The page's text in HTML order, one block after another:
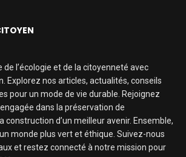
de l’écologie et de la citoyenneté avec
Explorez nos articles, actualités, conseils
pour un mode de vie durable. Rejoignez
dans la préservation de
construction d’un meilleur avenir. Ensemble,
monde plus vert et éthique. Suivez-nous
et restez connecté à notre mission pour